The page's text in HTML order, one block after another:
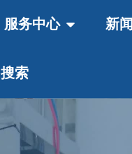
服务中心 新
搜索